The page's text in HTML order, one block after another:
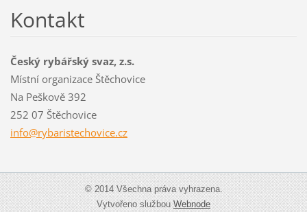
Kontakt
Český rybářský svaz, z.s.
Místní organizace Štěchovice
Na Peškově 392
252 07 Štěchovice
info@rybaristechovice.cz
© 2014 Všechna práva vyhrazena.
Vytvořeno službouWebnode